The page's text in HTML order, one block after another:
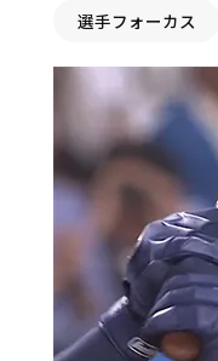
選手フォーカス